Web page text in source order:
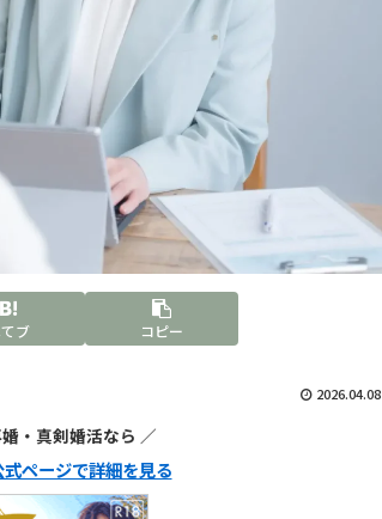
ブ コピー
2026.04.08
・真剣婚活なら ／
ページで詳細を見る